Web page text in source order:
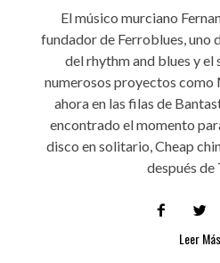
El músico murciano
fundador de Ferroblues, uno
del rhythm and blues y el
numerosos proyectos como
ahora en las filas de
encontrado el momento
disco en solitario, Cheap
después de
Leer Más